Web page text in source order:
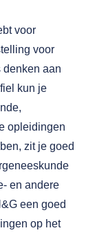
voor
voor
denken aan
kun je
opleidingen
zit je goed
en andere
een goed
op het